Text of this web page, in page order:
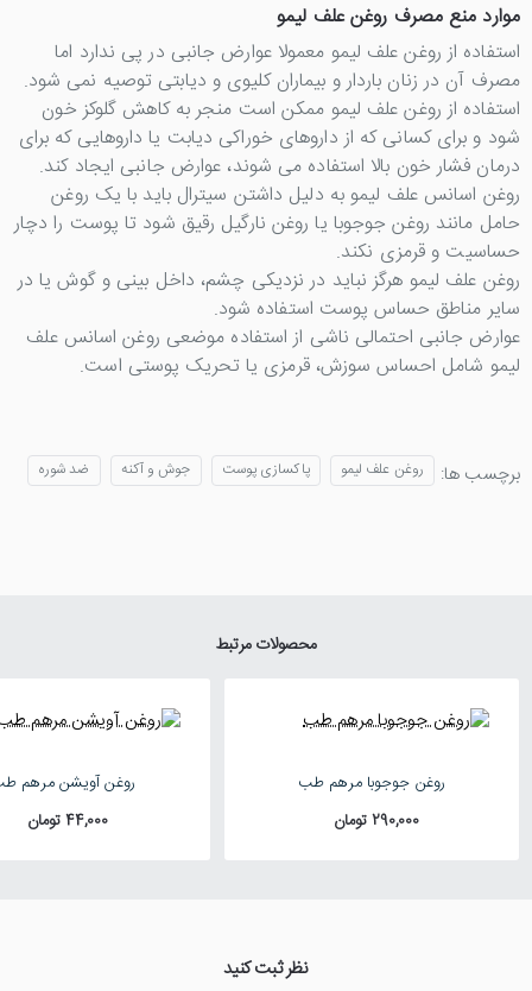
موارد منع مصرف روغن علف لیمو
استفاده از روغن علف لیمو معمولا عوارض جانبی در پی ندارد اما
مصرف آن در زنان باردار و بیماران کلیوی و دیابتی توصیه نمی شود.
استفاده از روغن علف لیمو ممکن است منجر به کاهش گلوکز خون
شود و برای کسانی که از داروهای خوراکی دیابت یا داروهایی که برای
درمان فشار خون بالا استفاده می شوند، عوارض جانبی ایجاد کند.
روغن اسانس علف لیمو به دلیل داشتن سیترال باید با یک روغن
حامل مانند روغن جوجوبا یا روغن نارگیل رقیق شود تا پوست را دچار
حساسیت و قرمزی نکند.
روغن علف لیمو هرگز نباید در نزدیکی چشم، داخل بینی و گوش یا در
سایر مناطق حساس پوست استفاده شود.
عوارض جانبی احتمالی ناشی از استفاده موضعی روغن اسانس علف
لیمو شامل احساس سوزش، قرمزی یا تحریک پوستی است.
برچسب ها: روغن علف لیمو پاکسازی پوست جوش و آکنه ضد شوره
محصولات مرتبط
روغن جوجوبا مرهم طب
290,000 تومان
روغن آویشن مرهم
44,000 تومان
نظر ثبت کنید